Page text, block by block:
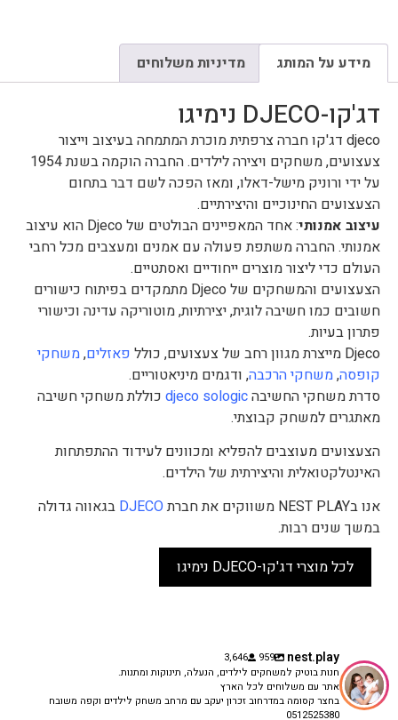
מידע על המותג מדיניות משלוחים
דג'קו-DJECO נימיגו
djeco דג'קו חברה צרפתית מוכרת המתמחה בעיצוב וייצור
צעצועים, משחקים ויצירה לילדים. החברה הוקמה בשנת 1954
על ידי ורוניק מישל-דאלו, ומאז הפכה לשם דבר בתחום
הצעצועים החינוכיים והיצירתיים.
עיצוב אמנותי
: אחד המאפיינים הבולטים של Djeco הוא עיצוב
אמנותי. החברה משתפת פעולה עם אמנים ומעצבים מכל רחבי
העולם כדי ליצור מוצרים ייחודיים ואסתטיים.
הצעצועים והמשחקים של Djeco מתמקדים בפיתוח כישורים
חשובים כמו חשיבה לוגית, יצירתיות, מוטוריקה עדינה וכישורי
פתרון בעיות.
Djeco מייצרת מגוון רחב של צעצועים, כולל
פאזלים,משחקי
קופסה,משחקי הרכבה, ודגמים מיניאטוריים.
סדרת משחקי החשיבהdjeco sologic כוללת משחקי חשיבה
מאתגרים למשחק קבוצתי.
הצעצועים מעוצבים להפליא ומכוונים לעידוד ההתפתחות
האינטלקטואלית והיצירתית של הילדים.
אנו בNEST PLAY משווקים את חברת
DJECO בגאווה גדולה
במשך שנים רבות.
לכל מוצרי דג'קו-DJECO נימיגו
nest.play
959
3,646
חנות בוטיק למשחקים לילדים, הנעלה, תינוקות ומתנות.
אתר עם משלוחים לכל הארץ
בחצר קסומה במדרחוב זכרון יעקב עם מרחב משחק לילדים וקפה משובח
0512525380